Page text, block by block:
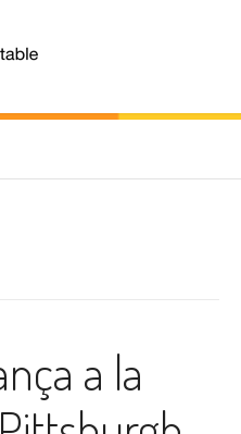
de
a la